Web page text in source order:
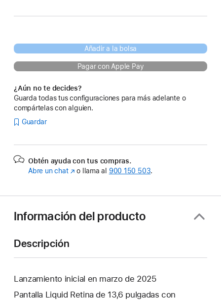
Añadir a la bolsa
Pagar con Apple Pay
¿Aún no te decides?
Guarda todas tus configuraciones para más adelante o
compártelas con alguien.
Guardar
Obtén ayuda con tus compras.
Abre un chat(Se
ventana
nueva)
o llama al 900 150 503.
Información del producto
Descripción
Lanzamiento inicial en marzo de 2025
Pantalla Liquid Retina de 13,6 pulgadas con